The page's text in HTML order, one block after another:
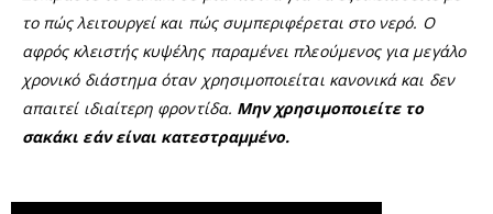
το πώς λειτουργεί και πώς συμπεριφέρεται στο νερό. Ο
αφρός κλειστής κυψέλης παραμένει πλεούμενος για μεγάλο
χρονικό διάστημα όταν χρησιμοποιείται κανονικά και δεν
απαιτεί ιδιαίτερη φροντίδα. Μην χρησιμοποιείτε το
σακάκι εάν είναι κατεστραμμένο.